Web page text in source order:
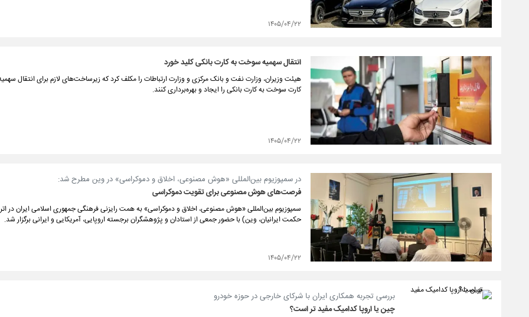
۱۴۰۵/۰۴/۲۲
انتقال سهمیه سوخت به کارت بانکی کلید خورد
هیئت وزیران، وزارت نفت و بانک مرکزی و وزارت ارتباطات را مکلف کرد که زیرساخت‌های لازم برای انتقال
کارت سوخت به کارت بانکی را ایجاد و بهره‌برداری کنند.
۱۴۰۵/۰۴/۲۲
در سمپوزیوم بین‌المللی «هوش مصنوعی، اخلاق و دموکراسی» در وین مطرح شد:
فرصت‌های هوش مصنوعی برای تقویت دموکراسی
سمپوزیوم بین‌المللی «هوش مصنوعی، اخلاق و دموکراسی» به همت رایزنی فرهنگی جمهوری اسلامی ایران در
حکمت ایرانیان، وین) با حضور جمعی از استادان و پژوهشگران برجسته اروپایی، آمریکایی و ایرانی برگزار شد.
۱۴۰۵/۰۴/۲۲
بررسی تجربه همکاری ایران با شرکای خارجی در حوزه خودرو
چین یا اروپا کدامیک مفید تر است؟